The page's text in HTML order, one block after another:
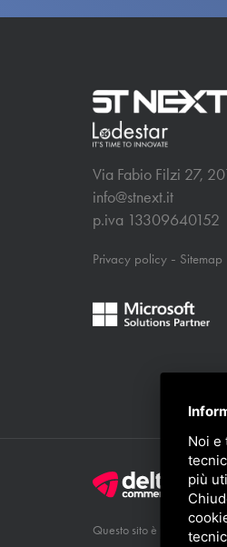
Via Fabio Filzi 27,
info@stnext.it
p.iva 13309640152
Privacy policy - Sitemap
Questo sito è protetto da
Noi e
più